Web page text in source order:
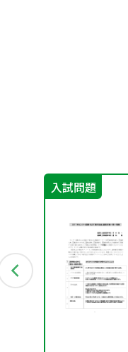
入試問題